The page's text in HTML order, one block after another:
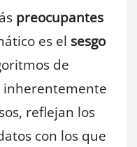
preocupantes
es el sesgo
de
reflejan los
con los que